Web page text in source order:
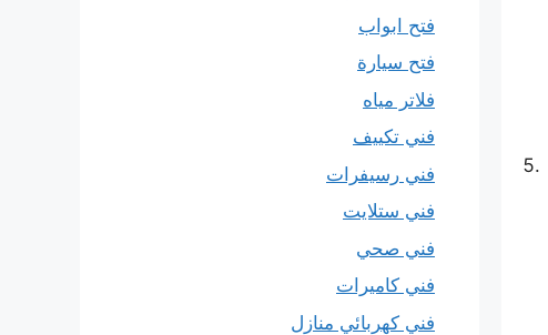
فتح ابواب
فتح سيارة
فلاتر مياه
فني تكييف
فني رسيفرات
فني ستلايت
فني صحي
فني كاميرات
فني كهربائي منازل